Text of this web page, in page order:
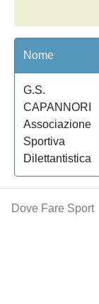
Nome
G.S.
CAPANNORI
Associazione
Sportiva
Dilettantistica
Dove Fare Sport